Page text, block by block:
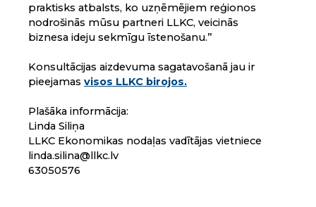
praktisks atbalsts, ko uzņēmējiem reģionos
nodrošinās mūsu partneri LLKC, veicinās
biznesa ideju sekmīgu īstenošanu.”
Konsultācijas aizdevuma sagatavošanā jau ir
pieejamas visos LLKC birojos.
Plašāka informācija:
Linda Siliņa
LLKC Ekonomikas nodaļas vadītājas vietniece
linda.silina@llkc.lv
63050576